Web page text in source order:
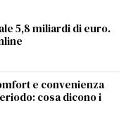
5,8 miliardi di euro.
e convenienza
cosa dicono i